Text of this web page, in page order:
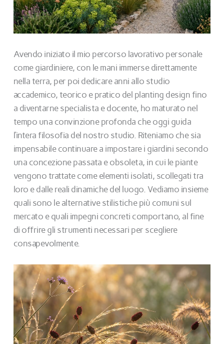
Avendo iniziato il mio percorso lavorativo personale
come giardiniere, con le mani immerse direttamente
nella terra, per poi dedicare anni allo studio
accademico, teorico e pratico del planting design fino
a diventarne specialista e docente, ho maturato nel
tempo una convinzione profonda che oggi guida
l’intera filosofia del nostro studio. Riteniamo che sia
impensabile continuare a impostare i giardini secondo
una concezione passata e obsoleta, in cui le piante
vengono trattate come elementi isolati, scollegati tra
loro e dalle reali dinamiche del luogo. Vediamo insieme
quali sono le alternative stilistiche più comuni sul
mercato e quali impegni concreti comportano, al fine
di offrire gli strumenti necessari per scegliere
consapevolmente.